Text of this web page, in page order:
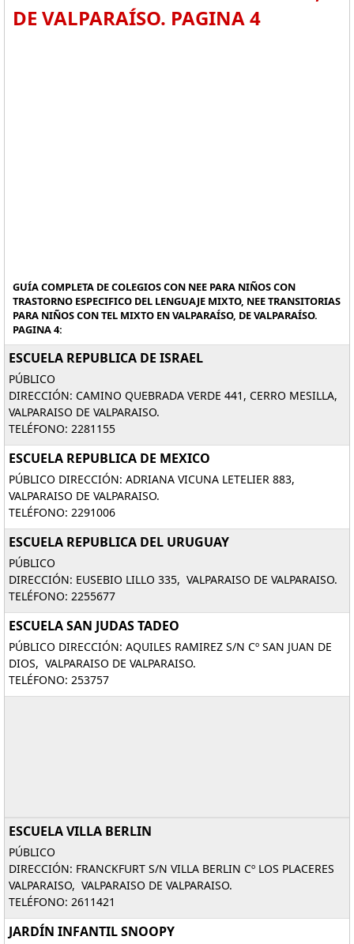
DE VALPARAÍSO. PAGINA 4
GUÍA COMPLETA DE COLEGIOS CON NEE PARA NIÑOS CON
TRASTORNO ESPECIFICO DEL LENGUAJE MIXTO, NEE TRANSITORIAS
PARA NIÑOS CON TEL MIXTO EN VALPARAÍSO, DE VALPARAÍSO.
PAGINA 4:
ESCUELA REPUBLICA DE ISRAEL
PÚBLICO
DIRECCIÓN: CAMINO QUEBRADA VERDE 441, CERRO MESILLA,
VALPARAISO DE VALPARAISO.
TELÉFONO: 2281155
ESCUELA REPUBLICA DE MEXICO
PÚBLICO DIRECCIÓN: ADRIANA VICUNA LETELIER 883,
VALPARAISO DE VALPARAISO.
TELÉFONO: 2291006
ESCUELA REPUBLICA DEL URUGUAY
PÚBLICO
DIRECCIÓN: EUSEBIO LILLO 335, VALPARAISO DE VALPARAISO.
TELÉFONO: 2255677
ESCUELA SAN JUDAS TADEO
PÚBLICO DIRECCIÓN: AQUILES RAMIREZ S/N Cº SAN JUAN DE
DIOS, VALPARAISO DE VALPARAISO.
TELÉFONO: 253757
ESCUELA VILLA BERLIN
PÚBLICO
DIRECCIÓN: FRANCKFURT S/N VILLA BERLIN Cº LOS PLACERES
VALPARAISO, VALPARAISO DE VALPARAISO.
TELÉFONO: 2611421
JARDÍN INFANTIL SNOOPY